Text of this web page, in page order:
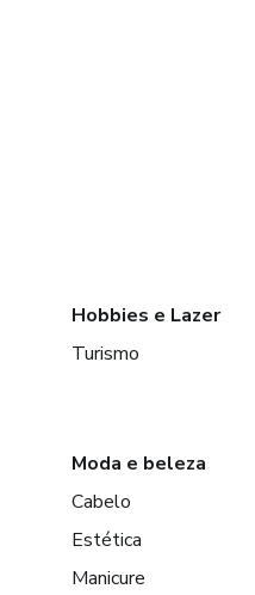
Hobbies e Lazer
Turismo
Moda e beleza
Cabelo
Estética
Manicure